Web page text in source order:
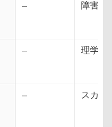
– 障害福
– 理学療
– スカウ